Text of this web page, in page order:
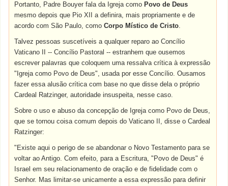
Portanto, Padre Bouyer fala da Igreja como Povo de Deus
mesmo depois que Pio XII a definira, mais propriamente e de
acordo com São Paulo, comoCorpo Místico de Cristo.
Talvez pessoas suscetíveis a qualquer reparo ao Concílio
Vaticano II -- Concílio Pastoral -- estranhem que ousemos
escrever palavras que coloquem uma ressalva crítica à expressão
"Igreja como Povo de Deus", usada por esse Concílio. Ousamos
fazer essa alusão crítica com base no que disse dela o próprio
Cardeal Ratzinger, autoridade insuspeita, nesse caso.
Sobre o uso e abuso da concepção de Igreja como Povo de Deus,
que se tornou coisa comum depois do Vaticano II, disse o Cardeal
Ratzinger:
"Existe aqui o perigo de se abandonar o Novo Testamento para se
voltar ao Antigo. Com efeito, para a Escritura, "Povo de Deus" é
Israel em seu relacionamento de oração e de fidelidade com o
Senhor. Mas limitar-se unicamente a essa expressão para definir